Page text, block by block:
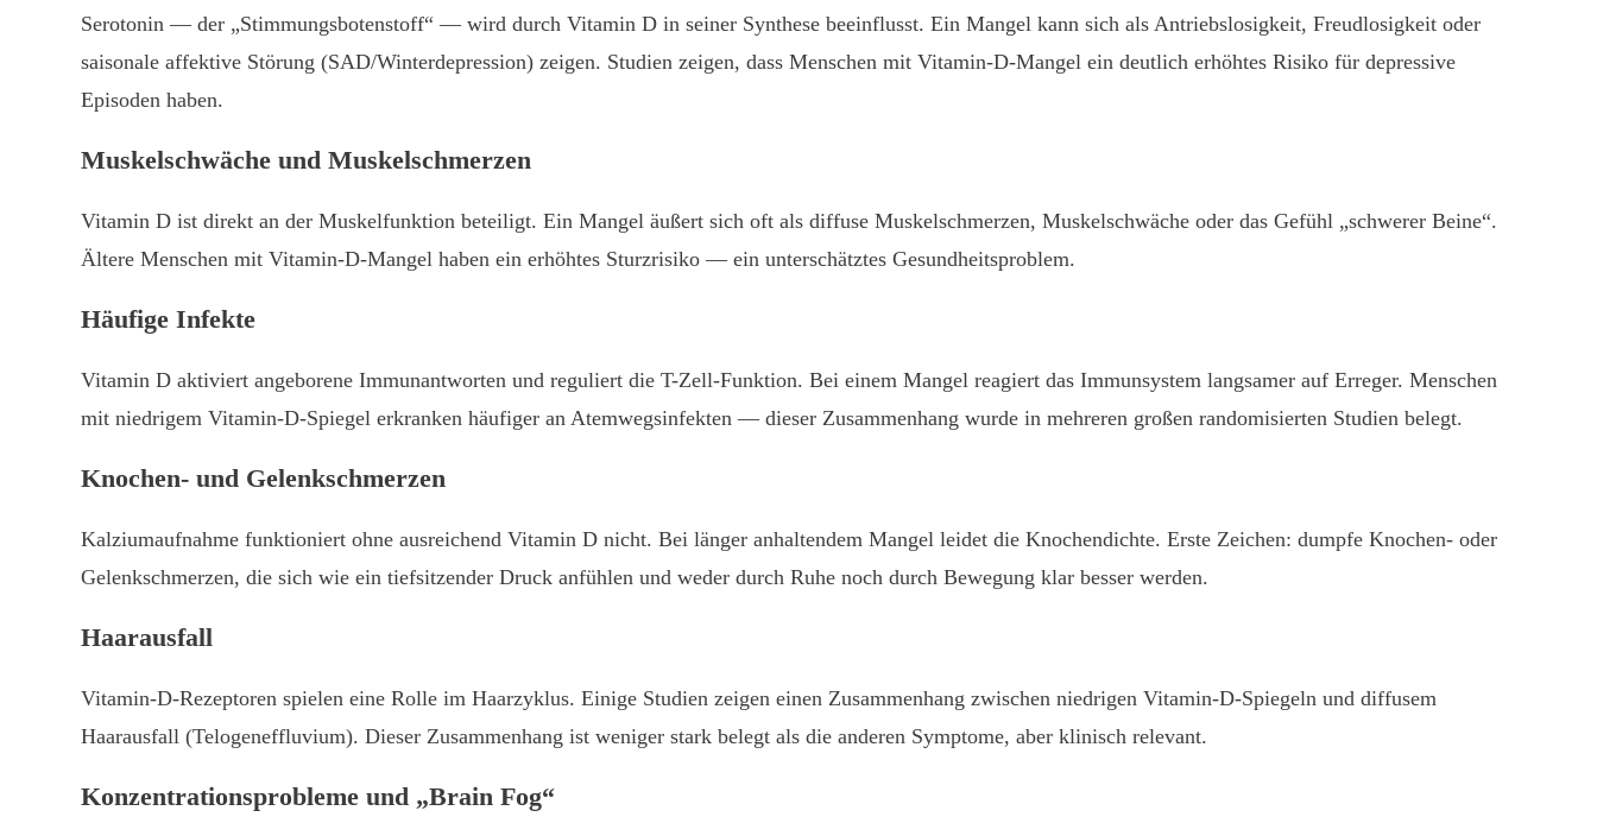
Serotonin — der „Stimmungsbotenstoff“ — wird durch Vitamin D in seiner Synthese beeinflusst. Ein Mangel kann sich als Antriebslosigkeit, Freudlosigkeit oder
saisonale affektive Störung (SAD/Winterdepression) zeigen. Studien zeigen, dass Menschen mit Vitamin-D-Mangel ein deutlich erhöhtes Risiko für depressive
Episoden haben.
Muskelschwäche und Muskelschmerzen
Vitamin D ist direkt an der Muskelfunktion beteiligt. Ein Mangel äußert sich oft als diffuse Muskelschmerzen, Muskelschwäche oder das Gefühl „schwerer Beine“.
Ältere Menschen mit Vitamin-D-Mangel haben ein erhöhtes Sturzrisiko — ein unterschätztes Gesundheitsproblem.
Häufige Infekte
Vitamin D aktiviert angeborene Immunantworten und reguliert die T-Zell-Funktion. Bei einem Mangel reagiert das Immunsystem langsamer auf Erreger. Menschen
mit niedrigem Vitamin-D-Spiegel erkranken häufiger an Atemwegsinfekten — dieser Zusammenhang wurde in mehreren großen randomisierten Studien belegt.
Knochen- und Gelenkschmerzen
Kalziumaufnahme funktioniert ohne ausreichend Vitamin D nicht. Bei länger anhaltendem Mangel leidet die Knochendichte. Erste Zeichen: dumpfe Knochen- oder
Gelenkschmerzen, die sich wie ein tiefsitzender Druck anfühlen und weder durch Ruhe noch durch Bewegung klar besser werden.
Haarausfall
Vitamin-D-Rezeptoren spielen eine Rolle im Haarzyklus. Einige Studien zeigen einen Zusammenhang zwischen niedrigen Vitamin-D-Spiegeln und diffusem
Haarausfall (Telogeneffluvium). Dieser Zusammenhang ist weniger stark belegt als die anderen Symptome, aber klinisch relevant.
Konzentrationsprobleme und „Brain Fog“